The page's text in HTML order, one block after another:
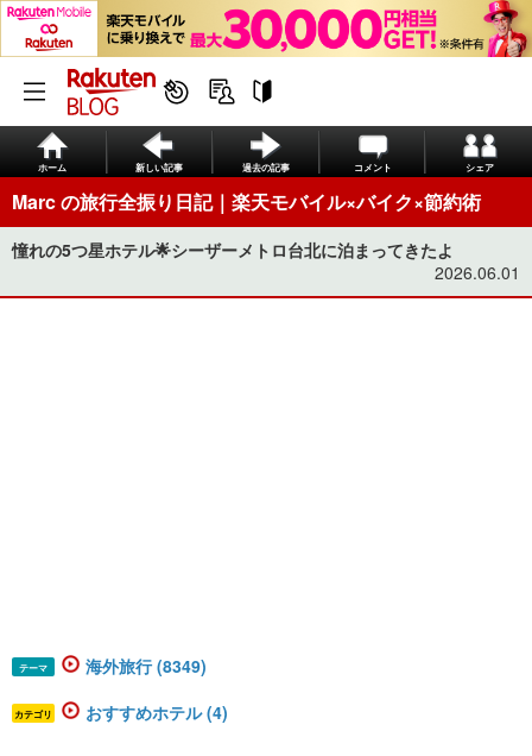
ホーム 新しい記事 過去の記事 コメント シェア
Marc の旅行全振り日記｜楽天モバイル×バイク×節約術
憧れの5つ星ホテル🌟シーザーメトロ台北に泊まってきたよ
2026.06.01
テーマ 海外旅行 (8349)
カテゴリ おすすめホテル (4)